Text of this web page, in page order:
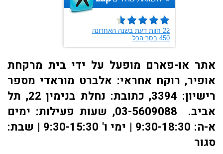
אתר או-פארם מופעל על ידי בית מרקחת
אופיר, רוקח אחראי: אלברט מוראדי מספר
רישיון: 3394, כתובת: ​נחלת בנימין 22, תל
אביב. 03-5609088, שעות פעילות: ימים
א-ה: 9:30-18:30 | ימי ו' 9:30-15:30 | שבת:
סגור